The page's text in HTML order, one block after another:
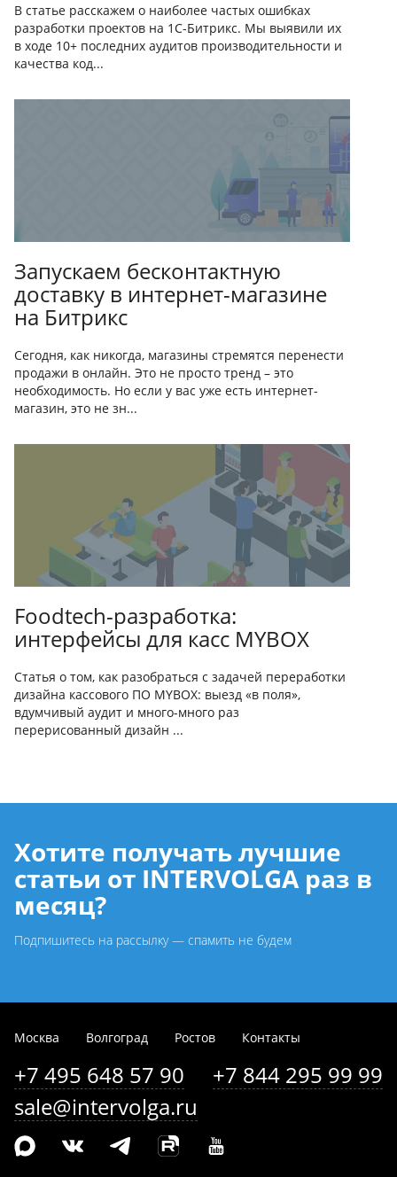
В статье расскажем о наиболее частых ошибках
разработки проектов на 1С-Битрикс. Мы выявили их
в ходе 10+ последних аудитов производительности и
качества код...
Запускаем бесконтактную
доставку в интернет-магазине
на Битрикс
Сегодня, как никогда, магазины стремятся перенести
продажи в онлайн. Это не просто тренд – это
необходимость. Но если у вас уже есть интернет-
магазин, это не зн...
Foodtech-разработка:
интерфейсы для касс MYBOX
Статья о том, как разобраться с задачей переработки
дизайна кассового ПО MYBOX: выезд «в поля»,
вдумчивый аудит и много-много раз
перерисованный дизайн ...
Хотите получать лучшие
статьи от INTERVOLGA раз в
месяц?
Подпишитесь на рассылку — спамить не будем
Москва Волгоград Ростов Контакты
+7 495 648 57 90
+7 844 295 99 99
sale@intervolga.ru